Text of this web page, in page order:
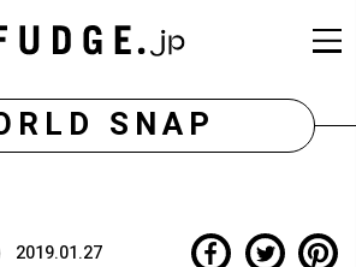
SNAP
2019.01.27